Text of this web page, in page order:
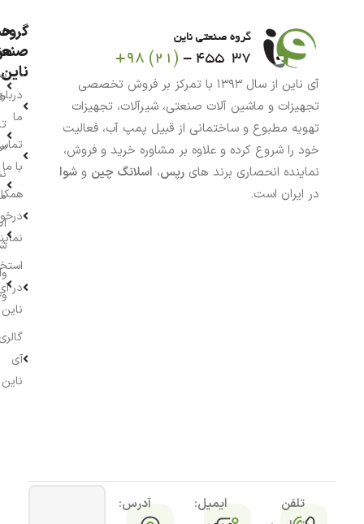
آی ناین از سال ۱۳۹۳ با تمرکز بر فروش تخصصی
تجهیزات و ماشین آلات صنعتی، شیرآلات، تجهیزات
تهویه مطبوع و ساختمانی از قبیل پمپ آب، فعالیت
خود را شروع کرده و علاوه بر مشاوره خرید و فروش،
نماینده انحصاری برند های رپس، اسلانگ چین و شوا
در ایران است.
گروه
ناین
ما
با ما
در
ناین
آی
ناین
تلفن
ایمیل:
آدرس: